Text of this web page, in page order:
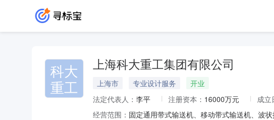
科大
重工
上海科大重工集团有限公司
上海市 专业设计服务
开业
法定代表人： 李平 注册资本： 16000万元 成立
经营范围：